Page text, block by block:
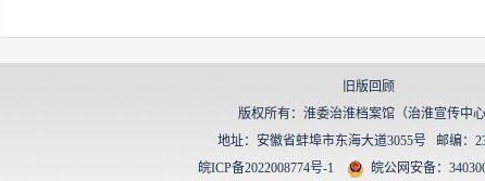
旧版回顾
版权所有：淮委治淮档案馆（治淮宣传中心
地址：安徽省蚌埠市东海大道3055号 邮编：
皖ICP备2022008774号-1
皖公网安备：